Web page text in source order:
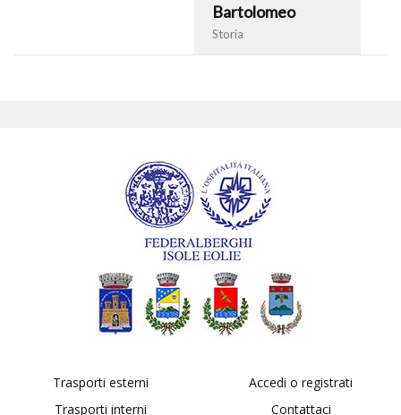
Bartolomeo
Storia
Trasporti esterni
Trasporti interni
Accedi o registrati
Contattaci